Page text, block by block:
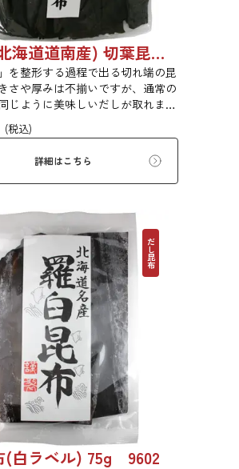
真昆布(北海道道南産) 切葉昆布 1kg 【●受注生産品】03070048
を整形する過程で出る切れ端の昆
さや厚みは不揃いですが、通常の
じように美味しいだしが取れま
(税込)
詳細はこちら
だし昆布
(白ラベル) 75g 9602